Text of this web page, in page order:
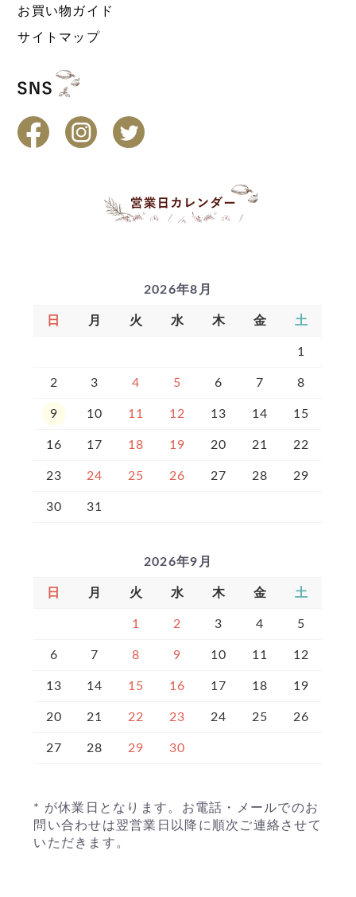
お買い物ガイド
サイトマップ
2026年8月
日 月 火 水 木 金 土
1
2 3 4 5 6 7 8
9 10 11 12 13 14 15
16 17 18 19 20 21 22
23 24 25 26 27 28 29
30 31
2026年9月
日 月 火 水 木 金 土
1 2 3 4 5
6 7 8 9 10 11 12
13 14 15 16 17 18 19
20 21 22 23 24 25 26
27 28 29 30
* が休業日となります。お電話・メールでのお
問い合わせは翌営業日以降に順次ご連絡させて
いただきます。